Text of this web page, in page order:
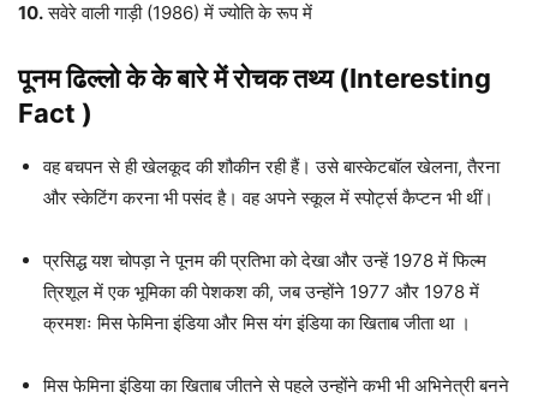
10.सवेरे वाली गाड़ी (1986) में ज्योति के रूप में
पूनम ढिल्लो के के बारे में रोचक तथ्य (Interesting
Fact )
वह बचपन से ही खेलकूद की शौकीन रही हैं। उसे बास्केटबॉल खेलना, तैरना
और स्केटिंग करना भी पसंद है। वह अपने स्कूल में स्पोर्ट्स कैप्टन भी थीं।
प्रसिद्ध यश चोपड़ा ने पूनम की प्रतिभा को देखा और उन्हें 1978 में फिल्म
त्रिशूल में एक भूमिका की पेशकश की, जब उन्होंने 1977 और 1978 में
क्रमशः मिस फेमिना इंडिया और मिस यंग इंडिया का खिताब जीता था ।
मिस फेमिना इंडिया का खिताब जीतने से पहले उन्होंने कभी भी अभिनेत्री बनने